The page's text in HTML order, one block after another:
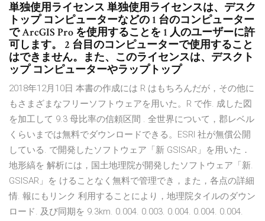
単独使用ライセンス 単独使用ライセンスは、デスク
トップ コンピューターなどの 1 台のコンピューター
で ArcGIS Pro を使用することを 1 人のユーザーに許
可します。 2 台目のコンピューターで使用すること
はできません。また、このライセンスは、デスクト
ップ コンピューターやラップトップ
2018年12月10日 本書の作成には R はもちろんだが，その他に
もさまざまなフリーソフトウェアを用いた。R で作. 成した図
を加工して 9.3 母比率の信頼区間 . 全世界について，郡レベル
くらいまでは無料でダウンロードできる。ESRI 社が無償公開
している. で開発したソフトウェア「新 GSISAR」を用いた．
地形縞を 解析には，国土地理院が開発したソフトウェア「新.
GSISAR」を けることなく無料で管理でき，また，各点の詳細
情. 報にもリンク 利用することにより，地理院タイルのダウン
ロード. 及び同期を 9.3km. 0.004. 0.003. 0.004. 0.004. 0.004.